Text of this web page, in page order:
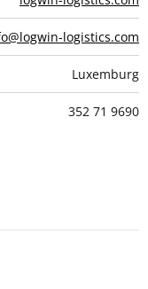
logistics.com
Luxemburg
352 71 9690